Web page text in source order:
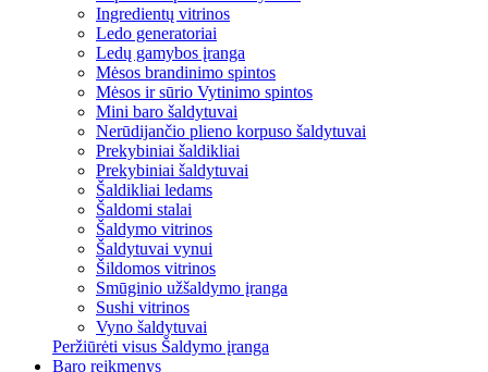
Ingredientų vitrinos
Ledo generatoriai
Ledų gamybos įranga
Mėsos brandinimo spintos
Mėsos ir sūrio Vytinimo spintos
Mini baro šaldytuvai
Nerūdijančio plieno korpuso šaldytuvai
Prekybiniai šaldikliai
Prekybiniai šaldytuvai
Šaldikliai ledams
Šaldomi stalai
Šaldymo vitrinos
Šaldytuvai vynui
Šildomos vitrinos
Smūginio užšaldymo įranga
Sushi vitrinos
Vyno šaldytuvai
Peržiūrėti visus Šaldymo įranga
Baro reikmenys